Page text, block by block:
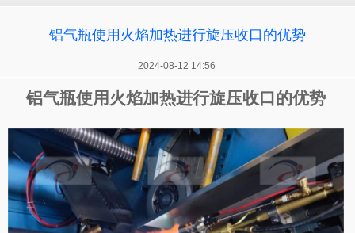
铝气瓶使用火焰加热进行旋压收口的优势
2024-08-12 14:56
铝气瓶使用火焰加热进行旋压收口的优势